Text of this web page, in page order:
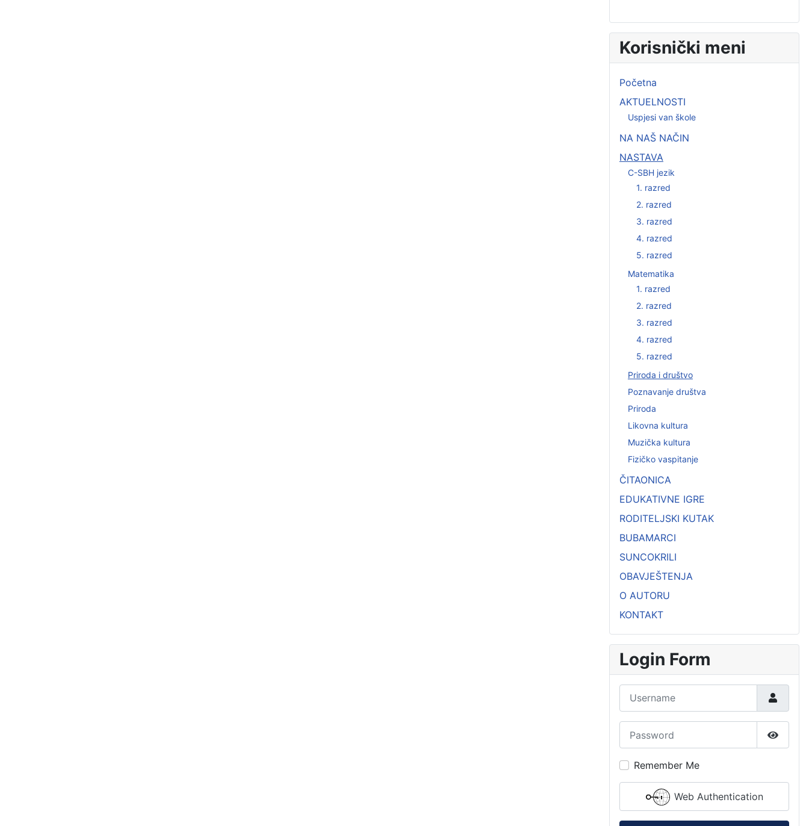
Korisnički meni
Početna
AKTUELNOSTI
Uspjesi van škole
NA NAŠ NAČIN
NASTAVA
C-SBH jezik
1. razred
2. razred
3. razred
4. razred
5. razred
Matematika
1. razred
2. razred
3. razred
4. razred
5. razred
Priroda i društvo
Poznavanje društva
Priroda
Likovna kultura
Muzička kultura
Fizičko vaspitanje
ČITAONICA
EDUKATIVNE IGRE
RODITELJSKI KUTAK
BUBAMARCI
SUNCOKRILI
OBAVJEŠTENJA
O AUTORU
KONTAKT
Login Form
Show
Remember Me
Web Authentication